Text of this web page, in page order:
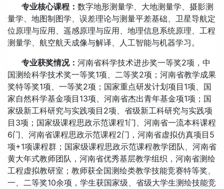
专业核心课程： 数字地形测量学、大地测量学、摄影测
量学、地图制图学、误差理论与测量平差基础、卫星导航定
位原理与应用、遥感原理与应用、地理信息系统原理、工程
测量学、航空航天成像与解译、人工智能与机器学习。
专业获奖情况： 河南省科学技术进步奖一等奖2项，中
国测绘科学技术奖一等奖1项、二等奖2项；河南省教学成果
奖特等奖1项、一等奖2项；国家重点研发计划项目1项、国
家自然科学基金项目13项、河南省杰出青年基金项1项；国
家级新工科研究与实践项目2项、省级新工科研究与实践项
目3项；国家级课程思政示范课程1门、河南省一流本科课程
6门、河南省课程思政示范课程2门，河南省虚拟仿真项目5
项+1项课程群；国家级课程思政示范课程教学团队、河南省
黄大年式教师团队，河南省优秀基层教学组织，河南省测绘
工程虚拟教研室；教师获全国测绘类教学技能竞赛特等奖、
一、二等奖10余项，学生获国家级、省级大学生测绘技能竞